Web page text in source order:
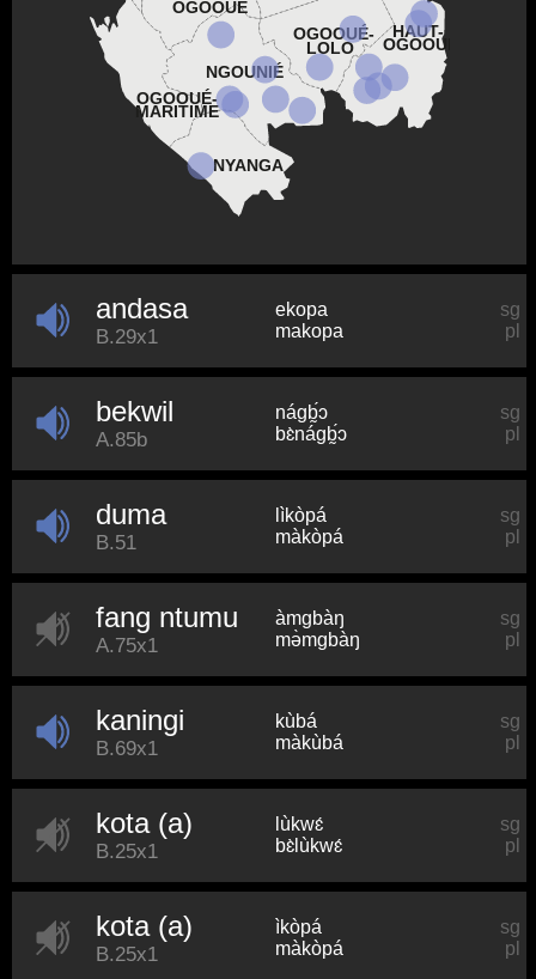
NYANGA
OGOOUÉ-
MARITIME
NGOUNIÉ
OGOOUÉ-
LOLO
HAUT-
OGOOUÉ
OGOOUÉ
andasa
B.29x1
ekopa
sg
makopa
pl
bekwil
A.85b
náɡb̰́ɔ
sg
bɛ̀náɡb̰́ɔ
pl
duma
B.51
lìkòpá
sg
màkòpá
pl
fang ntumu
A.75x1
àmɡbàŋ
sg
mə̀mɡbàŋ
pl
kaningi
B.69x1
kùbá
sg
màkùbá
pl
kota (a)
B.25x1
lùkwɛ́
sg
bɛ̀lùkwɛ́
pl
kota (a)
B.25x1
ìkòpá
sg
màkòpá
pl